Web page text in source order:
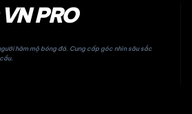
PRO
hâm mộ bóng đá. Cung cấp góc nhìn sâu sắc